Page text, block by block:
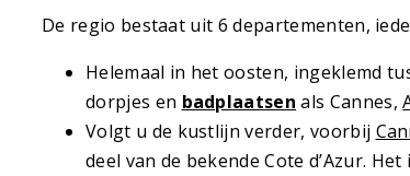
De regio bestaat uit 6 departementen,
Helemaal in het oosten, ingeklemd
dorpjes en badplaatsen als Cannes,
Volgt u de kustlijn verder, voorbij
deel van de bekende Cote d’Azur.